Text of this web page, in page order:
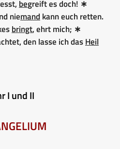
begreift es doch! ∗
niemand kann euch retten.
bringt, ehrt mich; ∗
den lasse ich dasHeil
I und II